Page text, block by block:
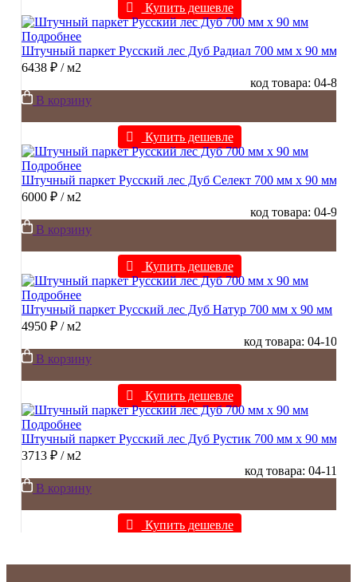
Купить дешевле
Подробнее
Штучный паркет Русский лес Дуб Радиал 700 мм х 90 мм
6438 ₽ / м2
код товара: 04-8
В корзину
Купить дешевле
Подробнее
Штучный паркет Русский лес Дуб Селект 700 мм х 90 мм
6000 ₽ / м2
код товара: 04-9
В корзину
Купить дешевле
Подробнее
Штучный паркет Русский лес Дуб Натур 700 мм х 90 мм
4950 ₽ / м2
код товара: 04-10
В корзину
Купить дешевле
Подробнее
Штучный паркет Русский лес Дуб Рустик 700 мм х 90 мм
3713 ₽ / м2
код товара: 04-11
В корзину
Купить дешевле